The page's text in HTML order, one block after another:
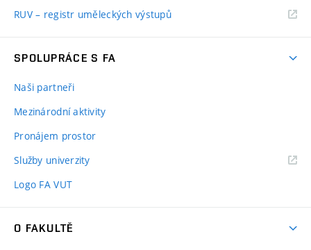
RUV – registr uměleckých výstupů
SPOLUPRÁCE S FA
Naši partneři
Mezinárodní aktivity
Pronájem prostor
Služby univerzity
Logo FA VUT
O FAKULTĚ